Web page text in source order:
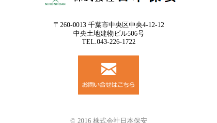
〒260-0013 千葉市中央区中央4-12-12
中央土地建物ビル506号
TEL.043-226-1722
© 2016 株式会社日本保安